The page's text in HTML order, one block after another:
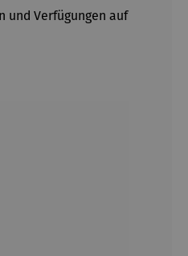
und Verfügungen auf